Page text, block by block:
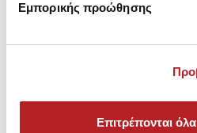
Εμπορικής προώθησης
Επιτρέπονται
Cotton Touch Γυναικείο